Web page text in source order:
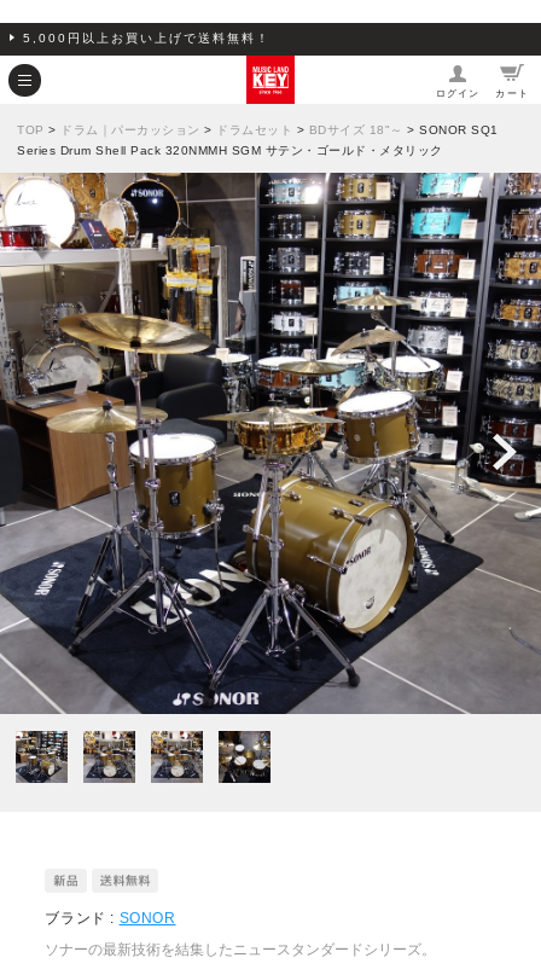
5,000円以上お買い上げで送料無料！
ログイン カート
TOP > ドラム｜パーカッション > ドラムセット > BDサイズ 18"～ > SONOR SQ1
Series Drum Shell Pack 320NMMH SGM サテン・ゴールド・メタリック
ブランド : SONOR
ソナーの最新技術を結集したニュースタンダードシリーズ。